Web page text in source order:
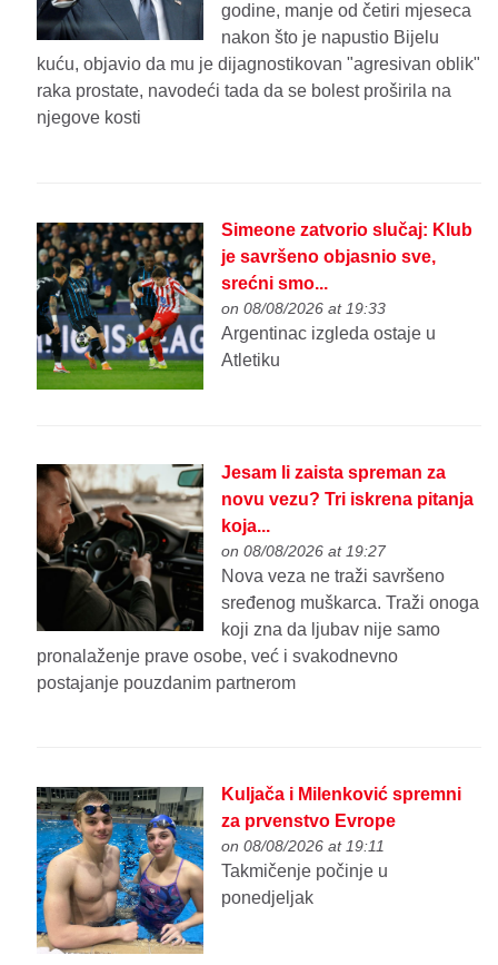
godine, manje od četiri mjeseca
nakon što je napustio Bijelu
kuću, objavio da mu je dijagnostikovan "agresivan oblik"
raka prostate, navodeći tada da se bolest proširila na
njegove kosti
Simeone zatvorio slučaj: Klub
je savršeno objasnio sve,
srećni smo...
on 08/08/2026 at 19:33
Argentinac izgleda ostaje u
Atletiku
Jesam li zaista spreman za
novu vezu? Tri iskrena pitanja
koja...
on 08/08/2026 at 19:27
Nova veza ne traži savršeno
sređenog muškarca. Traži onoga
koji zna da ljubav nije samo
pronalaženje prave osobe, već i svakodnevno
postajanje pouzdanim partnerom
Kuljača i Milenković spremni
za prvenstvo Evrope
on 08/08/2026 at 19:11
Takmičenje počinje u
ponedjeljak